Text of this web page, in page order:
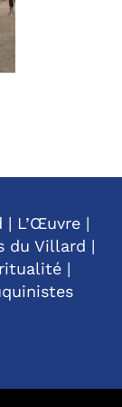
| L’Œuvre|
du Villard |
|